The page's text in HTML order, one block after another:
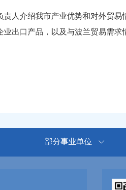
人介绍我市产业优势和对外贸易
出口产品，以及与波兰贸易需求
部分事业单位